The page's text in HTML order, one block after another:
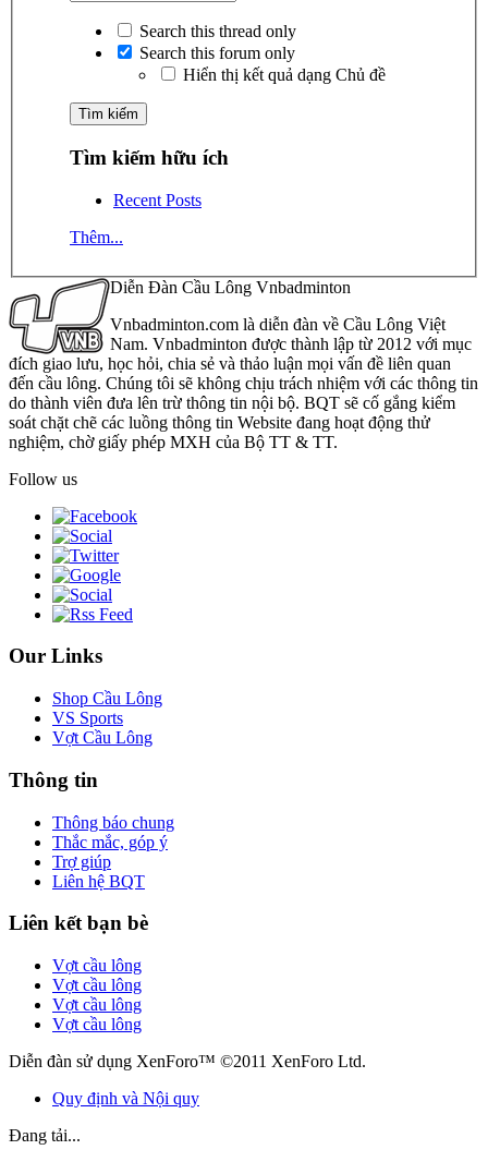
Search this thread only
Search this forum only
Hiển thị kết quả dạng Chủ đề
Tìm kiếm hữu ích
Recent Posts
Thêm...
Diễn Đàn Cầu Lông Vnbadminton
Vnbadminton.com là diễn đàn về Cầu Lông Việt
Nam. Vnbadminton được thành lập từ 2012 với mục
đích giao lưu, học hỏi, chia sẻ và thảo luận mọi vấn đề liên quan
đến cầu lông. Chúng tôi sẽ không chịu trách nhiệm với các thông tin
do thành viên đưa lên trừ thông tin nội bộ. BQT sẽ cố gắng kiểm
soát chặt chẽ các luồng thông tin Website đang hoạt động thử
nghiệm, chờ giấy phép MXH của Bộ TT & TT.
Follow us
Our Links
Shop Cầu Lông
VS Sports
Vợt Cầu Lông
Thông tin
Thông báo chung
Thắc mắc, góp ý
Trợ giúp
Liên hệ BQT
Liên kết bạn bè
Vợt cầu lông
Vợt cầu lông
Vợt cầu lông
Vợt cầu lông
Diễn đàn sử dụng XenForo™ ©2011 XenForo Ltd.
Quy định và Nội quy
Đang tải...